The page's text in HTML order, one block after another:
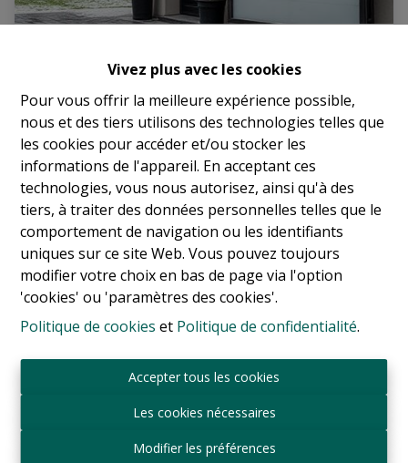
Vivez plus avec les cookies
Pour vous offrir la meilleure expérience possible,
nous et des tiers utilisons des technologies telles que
les cookies pour accéder et/ou stocker les
informations de l'appareil. En acceptant ces
technologies, vous nous autorisez, ainsi qu'à des
tiers, à traiter des données personnelles telles que le
comportement de navigation ou les identifiants
uniques sur ce site Web. Vous pouvez toujours
modifier votre choix en bas de page via l'option
'cookies' ou 'paramètres des cookies'.
Politique de cookies et Politique de confidentialité.
Accepter tous les cookies
Les cookies nécessaires
Modifier les préférences
1030 Schaerbeek|Ref: 17759
€ 2.500.000
4 3 700 m²